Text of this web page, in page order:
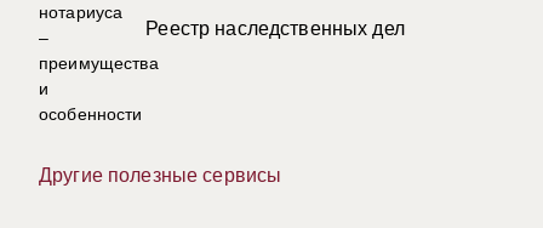
Реестр наследственных дел
Другие полезные сервисы